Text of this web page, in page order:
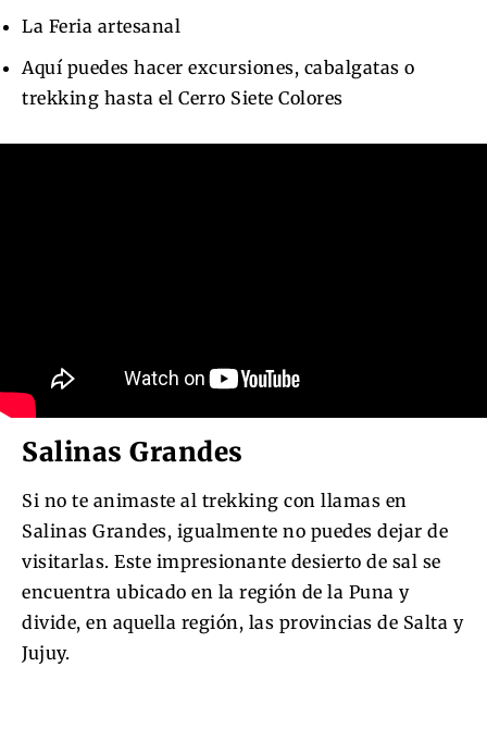
La Feria artesanal
Aquí puedes hacer excursiones, cabalgatas o
trekking hasta el Cerro Siete Colores
Salinas Grandes
Si no te animaste al trekking con llamas en
Salinas Grandes, igualmente no puedes dejar de
visitarlas. Este impresionante desierto de sal se
encuentra ubicado en la región de la Puna y
divide, en aquella región, las provincias de Salta y
Jujuy.